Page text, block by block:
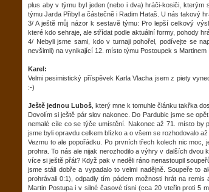
plus aby v týmu byl jeden (nebo i dva) hráči-kosiči,
týmu Jarda Přibyl a částečně i Radim Hataš. U nás takový
3/ A ještě můj názor k sestavě týmu: Pro lepší celkový
které kdo sehraje, ale střídat podle aktuální formy, pohody
4/ Nebyli jsme sami, kdo v turnaji pohořel, podívejte se
nevšimli) na vynikající 12. místo týmu Postoupek s Martinem
Karel:
Velmi pesimistický příspěvek Karla Vlacha jsem z piety
:-)
Ještě jednou Luboš , který mne k tomuhle článku takřka
Dovolím si ještě pár slov nakonec. Do Pardubic jsme se
nemalé cíle co se týče umístění. Nakonec až 71. místo by
jsme byli opravdu celkem blízko a o všem se rozhodovalo až
Vezmu to ale popořádku. Po prvních třech kolech nic
prohra. To nás ale nijak nerozhodilo a výhry v dalších
více si ještě přát? Když pak v neděli ráno nenastoupil
jsme stáli dobře a vypadalo to velmi nadějně. Soupeře to
prohrávali 0:1), odpadly tím pádem možnosti hrát na
Martin Postupa i v silné časové tísni (cca 20 vteřin proti 5